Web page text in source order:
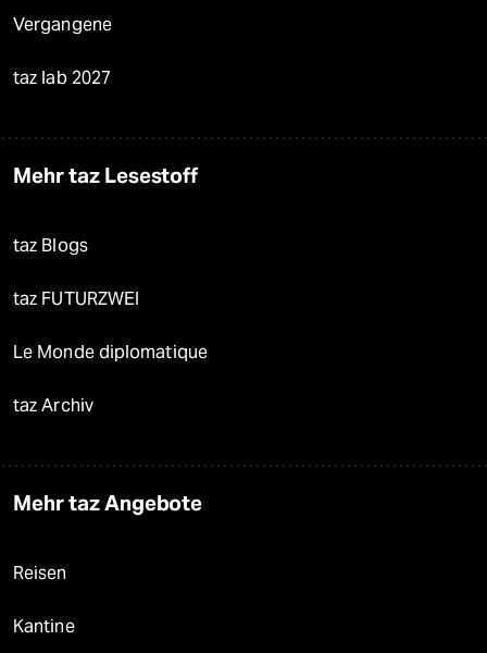
Vergangene
taz lab 2027
Mehr taz Lesestoff
taz Blogs
taz FUTURZWEI
Le Monde diplomatique
taz Archiv
Mehr taz Angebote
Reisen
Kantine